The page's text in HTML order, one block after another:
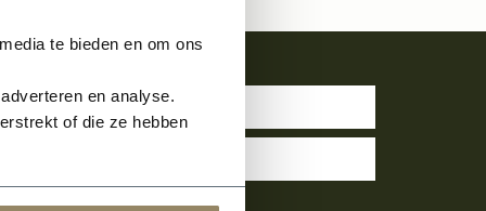
te bieden en om ons
en analyse.
of die ze hebben